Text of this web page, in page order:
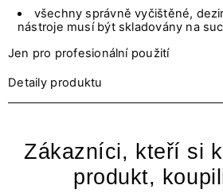
všechny správně vyčištěné,
nástroje musí být skladovány na
Jen pro profesionální použití
Detaily produktu
Zákazníci, kteří si
produkt,